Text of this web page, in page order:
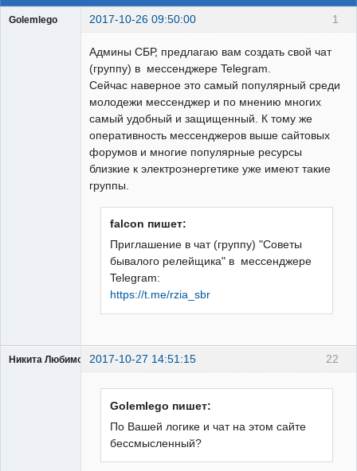
1
Golemlego 2017-10-26 09:50:00
Админы СБР, предлагаю вам создать свой чат
(группу) в мессенджере Telegram.
Сейчас наверное это самый популярный среди
молодежи мессенджер и по мнению многих
самый удобный и защищенный. К тому же
оперативность мессенджеров выше сайтовых
форумов и многие популярные ресурсы
близкие к электроэнергетике уже имеют такие
группы.
falcon пишет:
Приглашение в чат (группу) "Советы
бывалого релейщика" в мессенджере
Telegram:
https://t.me/rzia_sbr
22
Никита Любимов 2017-10-27 14:51:15
Golemlego пишет:
По Вашей логике и чат на этом сайте
бессмысленный?